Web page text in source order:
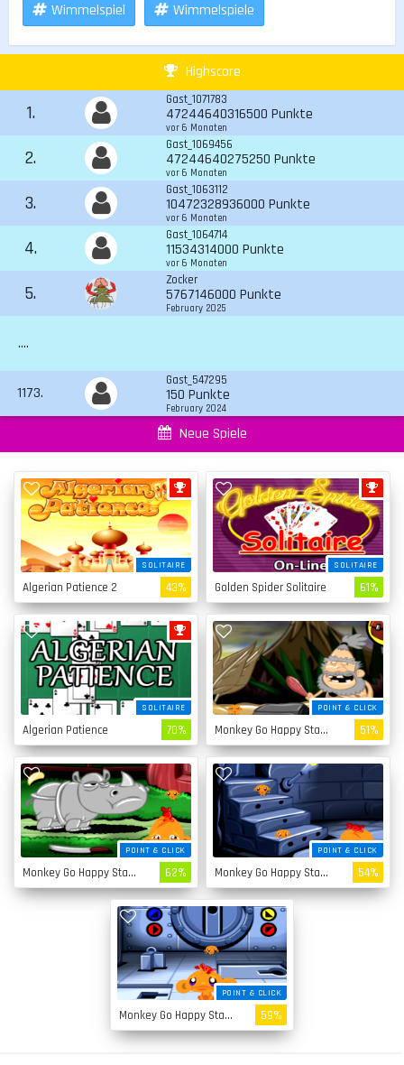
Wimmelspiel Wimmelspiele
Highscore
1.
Gast_1071783
47244640316500 Punkte
vor 6 Monaten
2.
Gast_1069456
47244640275250 Punkte
vor 6 Monaten
3.
Gast_1063112
10472328936000 Punkte
vor 6 Monaten
4.
Gast_1064714
11534314000 Punkte
vor 6 Monaten
5.
Zocker
5767146000 Punkte
February 2025
....
1173.
Gast_547295
150 Punkte
February 2024
Neue Spiele
SOLITAIRE
Algerian Patience 2 43%
SOLITAIRE
Golden Spider Solitaire 61%
SOLITAIRE
Algerian Patience 70%
POINT & CLICK
Monkey Go Happy Stage 4 51%
POINT & CLICK
Monkey Go Happy Stage 3 62%
POINT & CLICK
Monkey Go Happy Stage 2 54%
POINT & CLICK
Monkey Go Happy Stage 1 59%